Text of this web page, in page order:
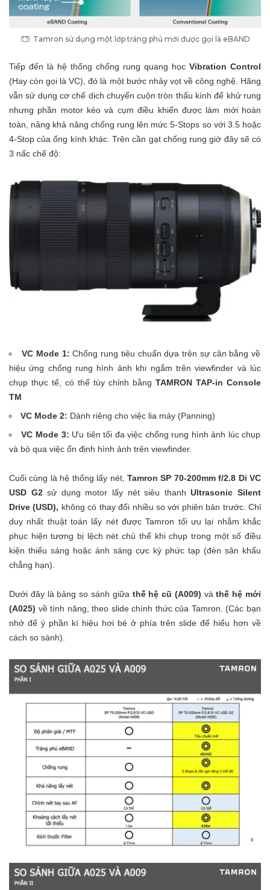
Tamron sử dụng một lớp tráng phủ mới được gọi là eBAND
Tiếp đến là hệ thống chống rung quang học Vibration Control
(Hay còn gọi là VC), đó là một bước nhảy vọt về công nghệ. Hãng
vẫn sử dụng cơ chế dịch chuyển cuộn tròn thấu kính để khử rung
nhưng phần motor kéo và cụm điều khiển được làm mới hoàn
toàn, nâng khả năng chống rung lên mức 5-Stops so với 3.5 hoặc
4-Stop của ống kính khác. Trên cần gạt chống rung giờ đây sẽ có
3 nấc chế độ:
VC Mode 1: Chống rung tiêu chuẩn dựa trên sự cân bằng về
hiệu ứng chống rung hình ảnh khi ngắm trên viewfinder và lúc
chụp thực tế, có thể tùy chỉnh bằng TAMRON TAP-in Console
TM
VC Mode 2: Dành riêng cho việc lia máy (Panning)
VC Mode 3: Ưu tiên tối đa việc chống rung hình ảnh lúc chụp
và bỏ qua việc ổn định hình ảnh trên viewfinder.
Cuối cùng là hệ thống lấy nét, Tamron SP 70-200mm f/2.8 Di VC
USD G2sử dụng motor lấy nét siêu thanhUltrasonic Silent
Drive (USD), không có thay đổi nhiều so với phiên bản trước. Chỉ
duy nhất thuật toán lấy nét được Tamron tối ưu lại nhằm khắc
phục hiện tượng bị lệch nét chủ thể khi chụp trong một số điều
kiện thiếu sáng hoặc ánh sáng cực kỳ phức tạp (đèn sân khấu
chẳng hạn).
Dưới đây là bảng so sánh giữa thế hệ cũ (A009) vàthế hệ mới
(A025) về tính năng, theo slide chính thức của Tamron. (Các bạn
nhớ để ý phần kí hiệu hơi bé ở phía trên slide để hiểu hơn về
cách so sánh).